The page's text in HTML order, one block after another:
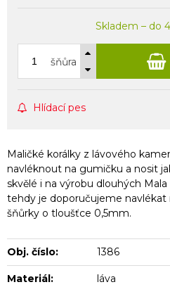
Skladem – do
šňůra
Hlídací pes
Maličké korálky z lávového
navléknout na gumičku a nosit
skvělé i na výrobu dlouhých
tehdy je doporučujeme
šňůrky o tloušťce 0,5mm.
Obj. číslo: 1386
Materiál: láva